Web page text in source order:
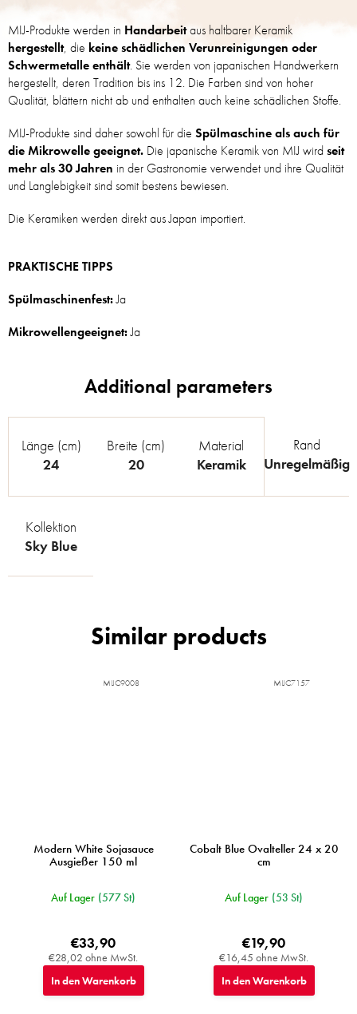
MIJ-Produkte werden in Handarbeitaus haltbarer Keramik
hergestellt, die keine schädlichen Verunreinigungen oder
Schwermetalle enthält. Sie werden von japanischen Handwerkern
hergestellt, deren Tradition bis ins 12. Die Farben sind von hoher
Qualität, blättern nicht ab und enthalten auch keine schädlichen Stoffe.
MIJ-Produkte sind daher sowohl für die Spülmaschine als auch für
die Mikrowelle geeignet. Die japanische Keramik von MIJ wirdseit
mehr als 30 Jahren in der Gastronomie verwendet und ihre Qualität
und Langlebigkeit sind somit bestens bewiesen.
Die Keramiken werden direkt aus Japan importiert.
PRAKTISCHE TIPPS
Spülmaschinenfest:Ja
Mikrowellengeeignet:Ja
Länge (cm)
24
Breite (cm)
20
Material
Keramik
Rand
Unregelmäßig
Kollektion
Sky Blue
Modern White Sojasauce
Ausgießer 150 ml
Auf Lager (577 St)
€28,02 ohne MwSt.
€33,90
In den Warenkorb
MIJC9008
Cobalt Blue Ovalteller 24 x 20
cm
Auf Lager (53 St)
€16,45 ohne MwSt.
€19,90
In den Warenkorb
MIJC7157